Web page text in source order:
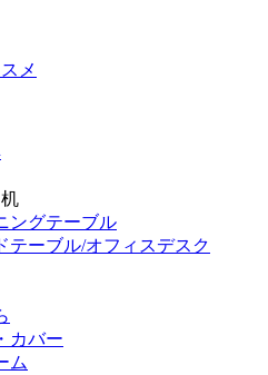
メ
ングテーブル
テーブル/オフィスデスク
カバー
ム